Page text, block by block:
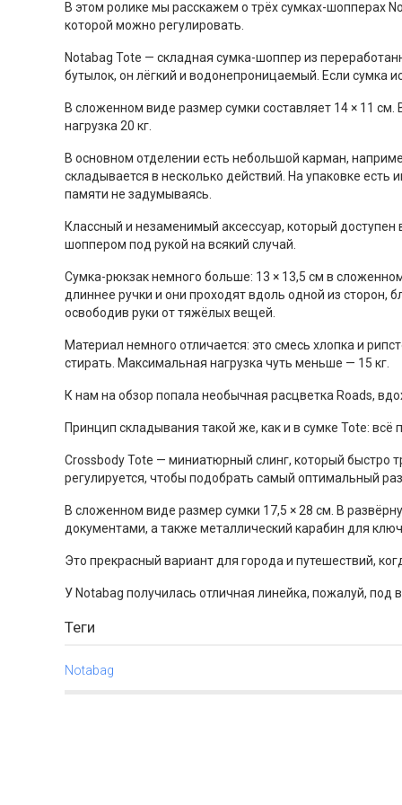
В этом ролике мы расскажем о трёх сумках-шопперах
которой можно регулировать.
Notabag Tote — складная сумка-шоппер из
бутылок, он лёгкий и водонепроницаемый. Если сумка
В сложенном виде размер сумки составляет 14 × 11
нагрузка 20 кг.
В основном отделении есть небольшой карман,
складывается в несколько действий. На упаковке
памяти не задумываясь.
Классный и незаменимый аксессуар, который
шоппером под рукой на всякий случай.
Сумка-рюкзак немного больше: 13 × 13,5 см в
длиннее ручки и они проходят вдоль одной из сторон,
освободив руки от тяжёлых вещей.
Материал немного отличается: это смесь хлопка и
стирать. Максимальная нагрузка чуть меньше — 15 кг.
К нам на обзор попала необычная расцветка Roads,
Принцип складывания такой же, как и в сумке Tote: всё
Crossbody Tote — миниатюрный слинг, который быстро
регулируется, чтобы подобрать самый оптимальный
В сложенном виде размер сумки 17,5 × 28 см. В
документами, а также металлический карабин для
Это прекрасный вариант для города и путешествий,
У Notabag получилась отличная линейка, пожалуй, под
Теги
Notabag